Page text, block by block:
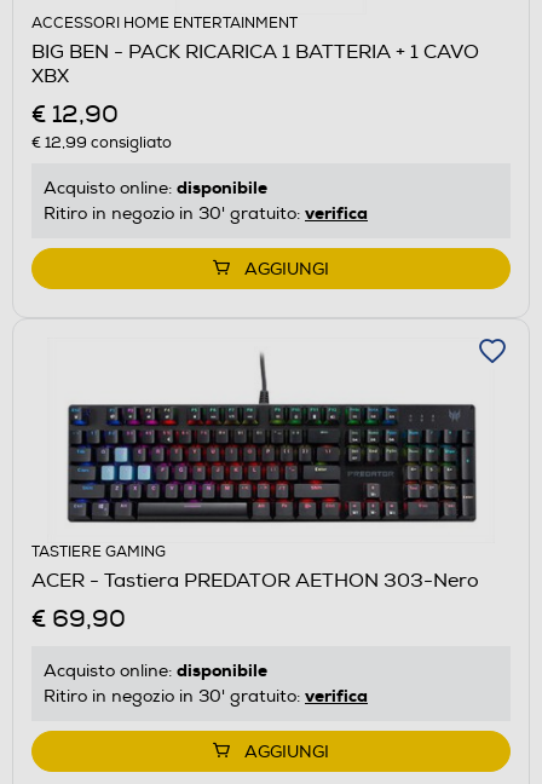
ACCESSORI HOME ENTERTAINMENT
BIG BEN - PACK RICARICA 1 BATTERIA + 1 CAVO
XBX
€ 12,90
€ 12,99 consigliato
Acquisto online: disponibile
Ritiro in negozio in 30' gratuito: verifica
AGGIUNGI
TASTIERE GAMING
ACER - Tastiera PREDATOR AETHON 303-Nero
€ 69,90
Acquisto online: disponibile
Ritiro in negozio in 30' gratuito: verifica
AGGIUNGI